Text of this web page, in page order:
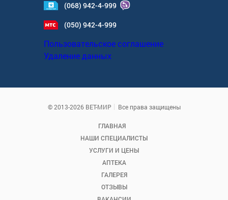
(068) 942-4-999
(050) 942-4-999
Пользовательское соглашение
Удаление данных
© 2013-2026 ВЕТ-МИР Все права защищены
ГЛАВНАЯ
НАШИ СПЕЦИАЛИСТЫ
УСЛУГИ И ЦЕНЫ
АПТЕКА
ГАЛЕРЕЯ
ОТЗЫВЫ